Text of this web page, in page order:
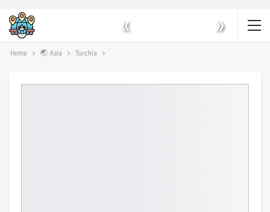
« »
Home 🌏 Asia Turchia